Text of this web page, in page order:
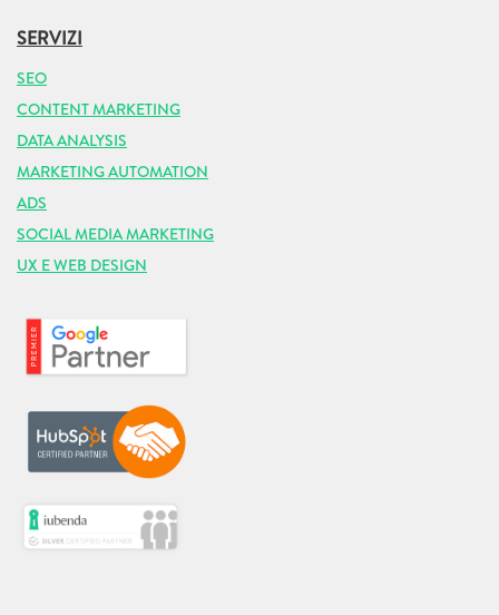
SERVIZI
SEO
CONTENT MARKETING
DATA ANALYSIS
MARKETING AUTOMATION
ADS
SOCIAL MEDIA MARKETING
UX E WEB DESIGN